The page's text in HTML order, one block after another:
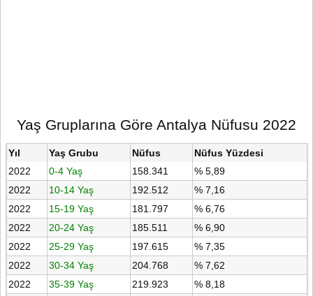
Yaş Gruplarına Göre Antalya Nüfusu 2022
Yıl Yaş Grubu Nüfus
Nüfus Yüzdesi
2022
0-4 Yaş 158.341
% 5,89
2022
10-14 Yaş 192.512
% 7,16
2022
15-19 Yaş 181.797
% 6,76
2022
20-24 Yaş 185.511
% 6,90
2022
25-29 Yaş 197.615
% 7,35
2022
30-34 Yaş 204.768
% 7,62
2022
35-39 Yaş 219.923
% 8,18